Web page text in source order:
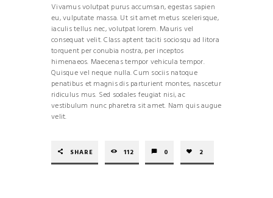
Vivamus volutpat purus accumsan, egestas sapien
eu, vulputate massa. Ut sit amet metus scelerisque,
iaculis tellus nec, volutpat lorem. Mauris vel
consequat velit. Class aptent taciti sociosqu ad litora
torquent per conubia nostra, per inceptos
himenaeos. Maecenas tempor vehicula tempor.
Quisque vel neque nulla. Cum sociis natoque
penatibus et magnis dis parturient montes, nascetur
ridiculus mus. Sed sodales feugiat nisi, ac
vestibulum nunc pharetra sit amet. Nam quis augue
velit.
SHARE 112 0 2